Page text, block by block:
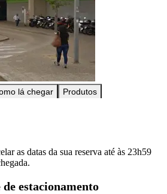
lá chegar Produtos
as datas da sua reserva até às 23h59
estacionamento